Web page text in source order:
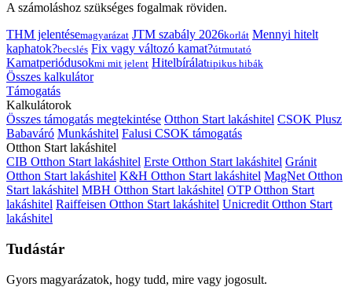
A számoláshoz szükséges fogalmak röviden.
THM jelentésemagyarázat JTM szabály 2026korlát Mennyi hitelt
kaphatok?becslés Fix vagy változó kamat?útmutató
Kamatperiódusokmi mit jelent Hitelbírálattipikus hibák
Összes kalkulátor
Támogatás
Kalkulátorok
Összes támogatás megtekintése Otthon Start lakáshitel CSOK Plusz
Babaváró Munkáshitel Falusi CSOK támogatás
Otthon Start lakáshitel
CIB Otthon Start lakáshitel Erste Otthon Start lakáshitel Gránit
Otthon Start lakáshitel K&H Otthon Start lakáshitel MagNet Otthon
Start lakáshitel MBH Otthon Start lakáshitel OTP Otthon Start
lakáshitel Raiffeisen Otthon Start lakáshitel Unicredit Otthon Start
lakáshitel
Tudástár
Gyors magyarázatok, hogy tudd, mire vagy jogosult.